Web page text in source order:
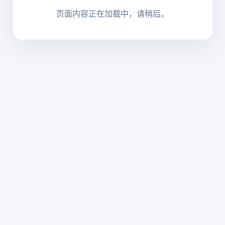
页面内容正在加载中，请稍后。